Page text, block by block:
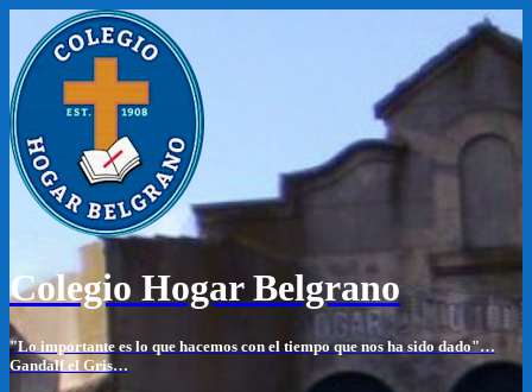
Colegio Hogar Belgrano
"Lo importante es lo que hacemos con el tiempo que nos ha sido dado"…
Gandalf el Gris…